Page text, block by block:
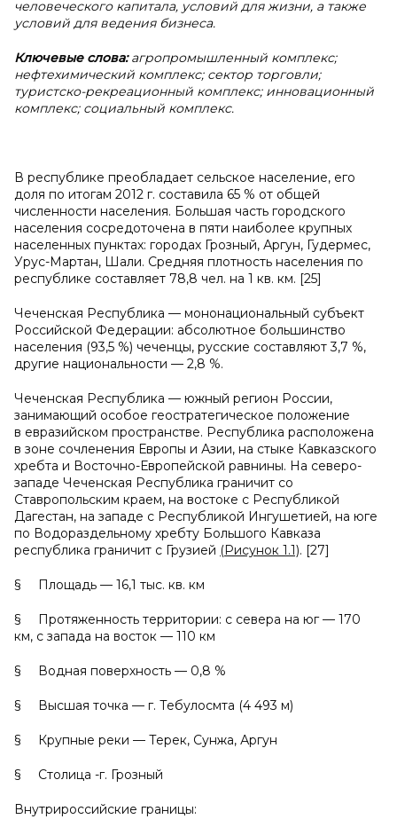
человеческого капитала, условий для жизни, а также
условий для ведения бизнеса.
Ключевые слова: агропромышленный комплекс;
нефтехимический комплекс; сектор торговли;
туристско-рекреационный комплекс; инновационный
комплекс; социальный комплекс.
В республике преобладает сельское население, его
доля по итогам 2012 г. составила 65 % от общей
численности населения. Большая часть городского
населения сосредоточена в пяти наиболее крупных
населенных пунктах: городах Грозный, Аргун, Гудермес,
Урус-Мартан, Шали. Средняя плотность населения по
республике составляет 78,8 чел. на 1 кв. км. [25]
Чеченская Республика — мононациональный субъект
Российской Федерации: абсолютное большинство
населения (93,5 %) чеченцы, русские составляют 3,7 %,
другие национальности — 2,8 %.
Чеченская Республика — южный регион России,
занимающий особое геостратегическое положение
в евразийском пространстве. Республика расположена
в зоне сочленения Европы и Азии, на стыке Кавказского
хребта и Восточно-Европейской равнины. На северо-
западе Чеченская Республика граничит со
Ставропольским краем, на востоке с Республикой
Дагестан, на западе с Республикой Ингушетией, на юге
по Водораздельному хребту Большого Кавказа
республика граничит с Грузией (Рисунок 1.1). [27]
§ Площадь — 16,1 тыс. кв. км
§ Протяженность территории: с севера на юг — 170
км, с запада на восток — 110 км
§ Водная поверхность — 0,8 %
§ Высшая точка — г. Тебулосмта (4 493 м)
§ Крупные реки — Терек, Сунжа, Аргун
§ Столица -г. Грозный
Внутрироссийские границы: